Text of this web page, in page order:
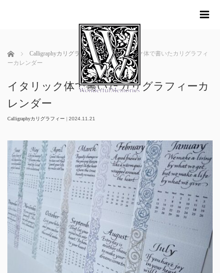
ホーム Calligraphyカリグラフィー
イタリック体で書いたカリグラフィ
ーカレンダー
イタリック体で書いたカリグラフィーカ
レンダー
Calligraphyカリグラフィー | 2024.11.21